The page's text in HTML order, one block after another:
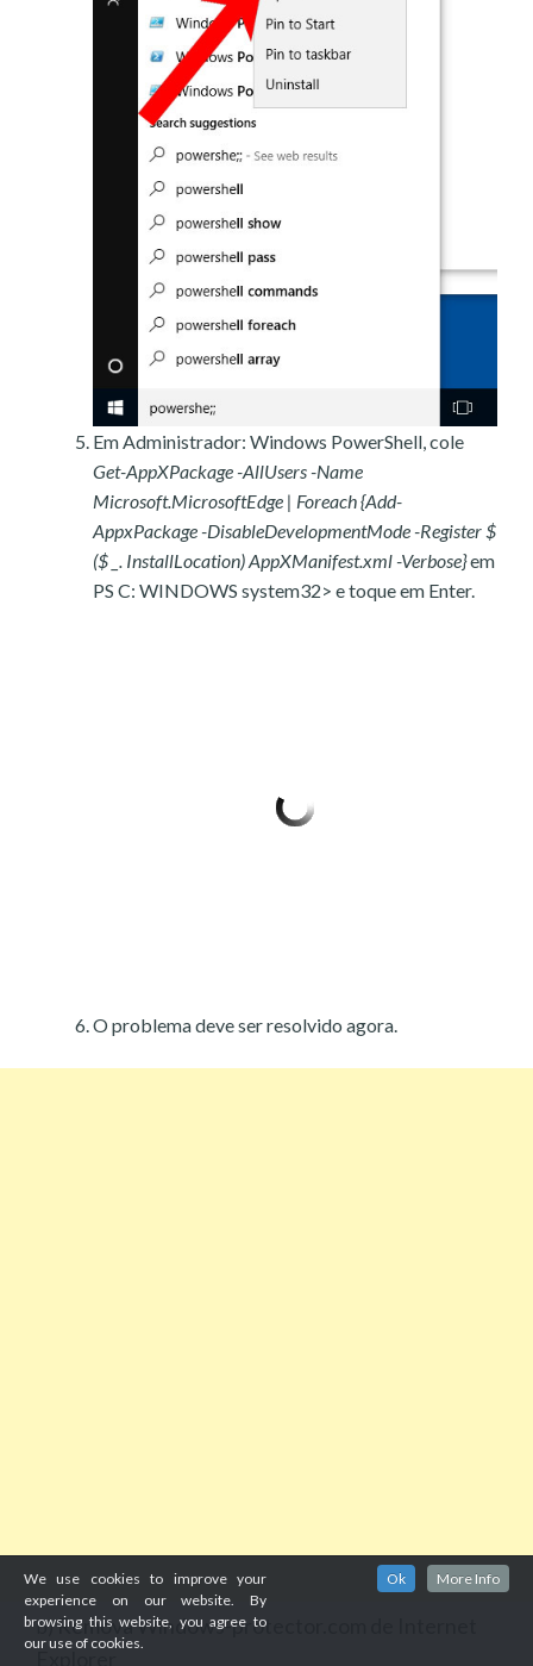
Em Administrador: Windows PowerShell, cole
Get-AppXPackage -AllUsers -Name
Microsoft.MicrosoftEdge | Foreach {Add-
AppxPackage -DisableDevelopmentMode -Register $
($ _. InstallLocation) AppXManifest.xml -Verbose}em
PS C: WINDOWS system32> e toque em Enter.
O problema deve ser resolvido agora.
b)Remova Windows-protector.com de Internet
We use cookies to improve your
experience on our website. By
browsing this website, you agree to
our use of cookies.
Ok More Info